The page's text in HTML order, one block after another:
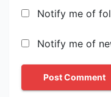
Notify me of
Notify me of